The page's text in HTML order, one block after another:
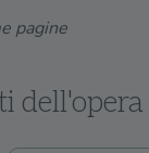
pagine
dell'opera